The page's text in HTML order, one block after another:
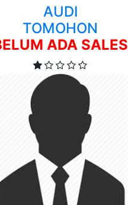
AUDI
TOMOHON
ADA SALES